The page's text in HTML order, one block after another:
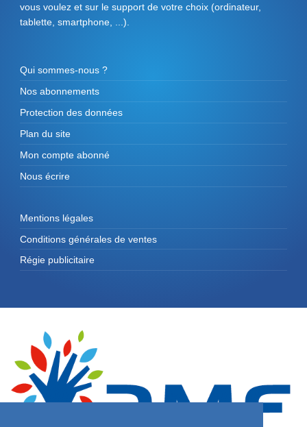
vous voulez et sur le support de votre choix (ordinateur,
tablette, smartphone, ...).
Qui sommes-nous ?
Nos abonnements
Protection des données
Plan du site
Mon compte abonné
Nous écrire
Mentions légales
Conditions générales de ventes
Régie publicitaire